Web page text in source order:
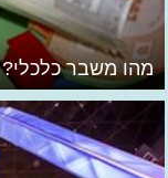
מהו משבר כלכלי?